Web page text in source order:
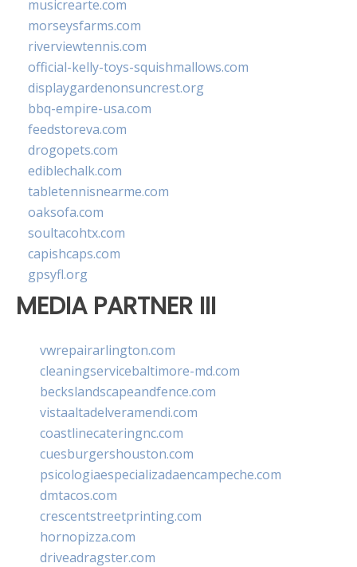
musicrearte.com
morseysfarms.com
riverviewtennis.com
official-kelly-toys-squishmallows.com
displaygardenonsuncrest.org
bbq-empire-usa.com
feedstoreva.com
drogopets.com
ediblechalk.com
tabletennisnearme.com
oaksofa.com
soultacohtx.com
capishcaps.com
gpsyfl.org
MEDIA PARTNER III
vwrepairarlington.com
cleaningservicebaltimore-md.com
beckslandscapeandfence.com
vistaaltadelveramendi.com
coastlinecateringnc.com
cuesburgershouston.com
psicologiaespecializadaencampeche.com
dmtacos.com
crescentstreetprinting.com
hornopizza.com
driveadragster.com